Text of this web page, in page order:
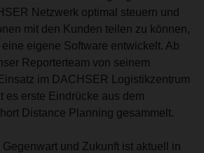
Netzwerk optimal steuern und
mit den Kunden teilen zu können,
eigene Software entwickelt. Ab
Reporterteam von seinem
im DACHSER Logistikzentrum
es erste Eindrücke aus dem
Distance Planning gesammelt.
und Zukunft ist aktuell in